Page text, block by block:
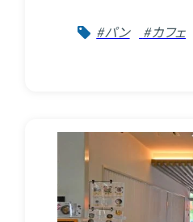
#パン #カフェ